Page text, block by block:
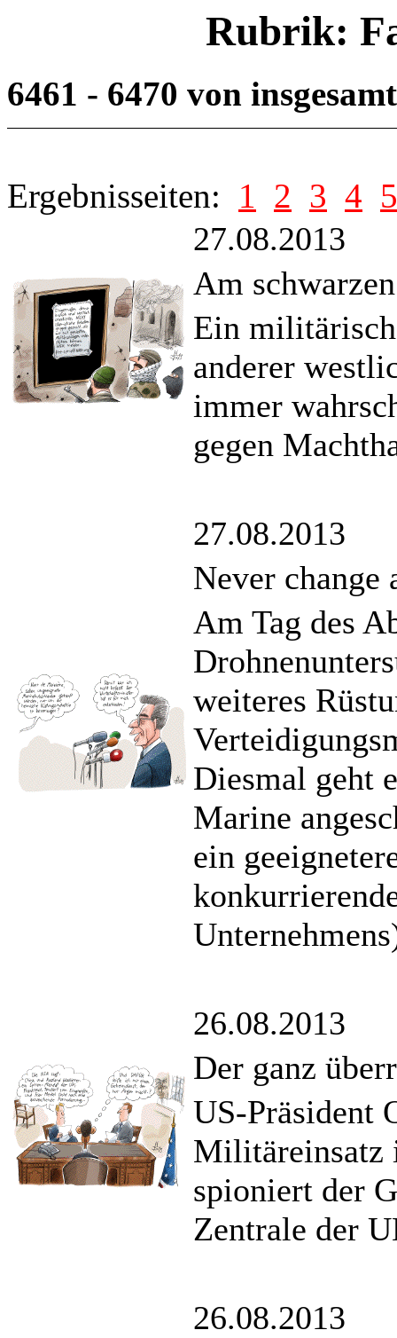
Rubrik:
6461 - 6470 von
Ergebnisseiten: 1 2 3 4 5
27.08.2013
Am
Ein
anderer
immer
gegen
27.08.2013
Never change
Am Tag des
weiteres
Diesmal geht
Marine
ein
26.08.2013
Der ganz
US-Präsident
Militäreinsatz
spioniert der
Zentrale der
26.08.2013